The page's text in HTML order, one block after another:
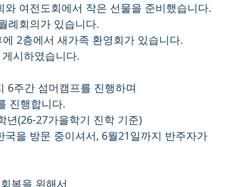
여전도회에서 작은 선물을 준비했습니다.
례회의가 있습니다.
2층에서 새가족 환영회가 있습니다.
시하였습니다.
6주간 섬머캠프를 진행하며
진행합니다.
(26-27가을학기 진학 기준)
을 방문 중이셔서, 6월21일까지 반주자가
복을 위해서